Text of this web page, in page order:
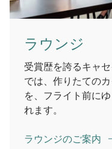
ラウンジ
受賞歴を誇るキャ
では、作りたての
を、フライト前に
れます。
ラウンジのご案内